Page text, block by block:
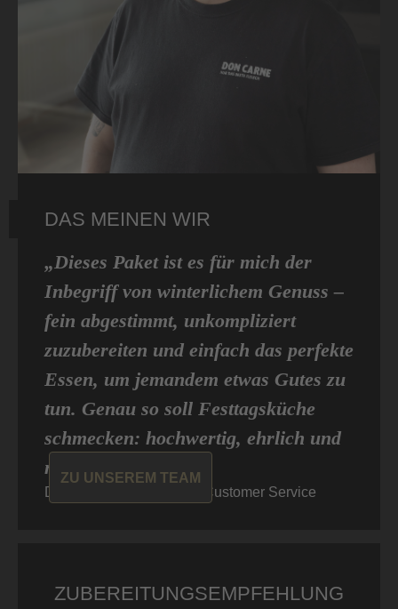
ZU UNSEREM TEAM
DAS MEINEN WIR
„Dieses Paket ist es für mich der
Inbegriff von winterlichem Genuss –
fein abgestimmt, unkompliziert
zuzubereiten und einfach das perfekte
Essen, um jemandem etwas Gutes zu
tun. Genau so soll Festtagsküche
schmecken: hochwertig, ehrlich und
mit ganz viel Herz.“
Dominic von Don Carne, Customer Service
ZUBEREITUNGSEMPFEHLUNG